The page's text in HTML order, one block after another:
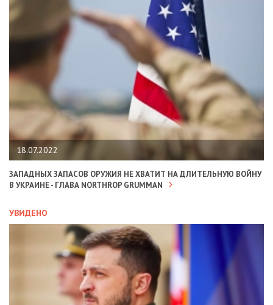
18.07.2022
ЗАПАДНЫХ ЗАПАСОВ ОРУЖИЯ НЕ ХВАТИТ НА ДЛИТЕЛЬНУЮ ВОЙНУ
В УКРАИНЕ - ГЛАВА NORTHROP GRUMMAN
УВИДЕНО